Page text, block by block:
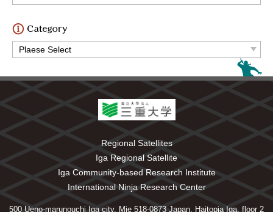
Regional Satellites
Iga Regional Satellite
Iga Community-based Research Institute
International Ninja Research Center
500 Ueno-marunouchi Iga city, Mie 518-0873 Japan, Haitopia Iga, floor 2